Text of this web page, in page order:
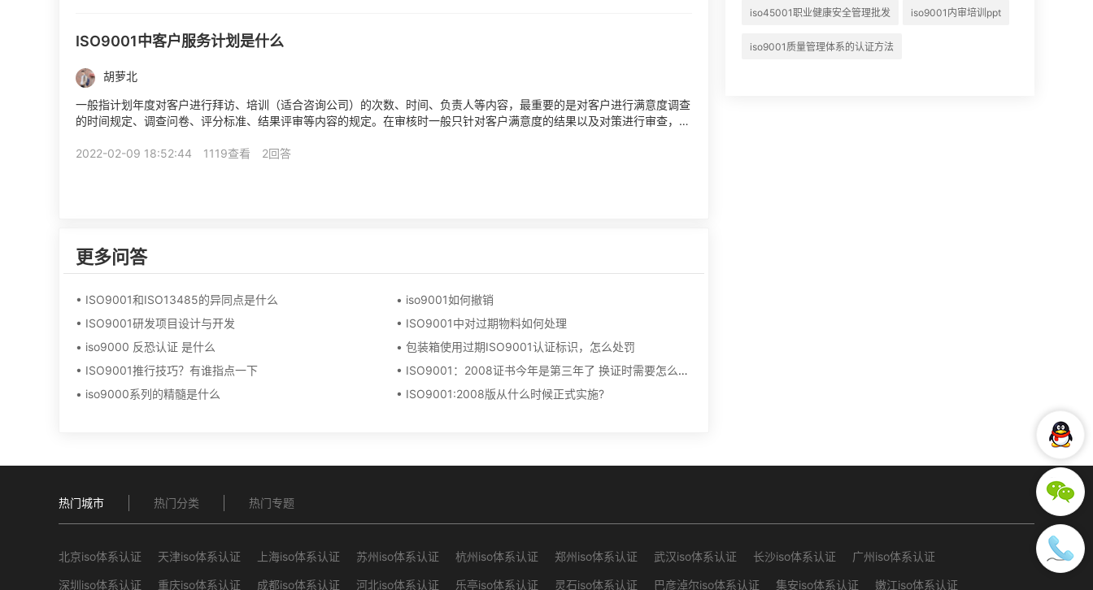
ISO9001中客户服务计划是什么
胡萝北
一般指计划年度对客户进行拜访、培训（适合咨询公司）的次数、时间、负责人等内容，最重要的是对客户进行满意度调查
的时间规定、调查问卷、评分标准、结果评审等内容的规定。在审核时一般只针对客户满意度的结果以及对策进行审查，只
2022-02-09 18:52:44
1119查看 2回答
更多问答
• ISO9001和ISO13485的异同点是什么
• ISO9001研发项目设计与开发
• iso9000 反恐认证 是什么
• ISO9001推行技巧？有谁指点一下
• iso9000系列的精髓是什么
• iso9001如何撤销
• ISO9001中对过期物料如何处理
• 包装箱使用过期ISO9001认证标识，怎么处罚
• ISO9001：2008证书今年是第三年了 换证时需要怎么做？
• ISO9001:2008版从什么时候正式实施?
iso45001职业健康安全管理批发 iso9001内审培训ppt
iso9001质量管理体系的认证方法
热门城市 热门分类 热门专题
北京iso体系认证 天津iso体系认证 上海iso体系认证 苏州iso体系认证 杭州iso体系认证 郑州iso体系认证 武汉iso体系认证 长沙iso体系认证 广州iso体系认证
深圳iso体系认证 重庆iso体系认证 成都iso体系认证 河北iso体系认证 乐亭iso体系认证 灵石iso体系认证 巴彦淖尔iso体系认证 集安iso体系认证 嫩江iso体系认证